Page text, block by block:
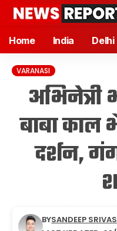
Home India Delhi
VARANASI
अभिनेत्री
बाबा काल
दर्शन,
BYSANDEEP